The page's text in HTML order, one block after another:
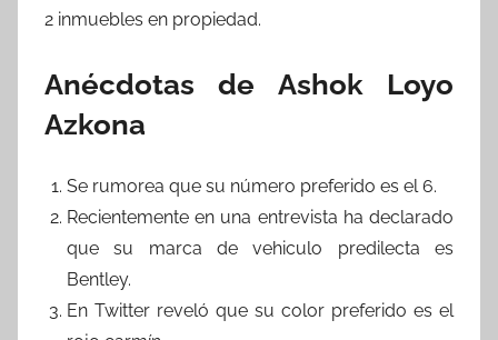
2 inmuebles en propiedad.
Anécdotas de Ashok Loyo
Azkona
Se rumorea que su número preferido es el 6.
Recientemente en una entrevista ha declarado
que su marca de vehiculo predilecta es
Bentley.
En Twitter reveló que su color preferido es el